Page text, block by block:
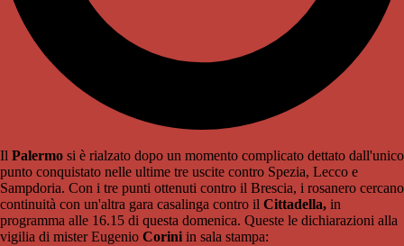
Il Palermo si è rialzato dopo un momento complicato dettato dall'unico
punto conquistato nelle ultime tre uscite contro Spezia, Lecco e
Sampdoria. Con i tre punti ottenuti contro il Brescia, i rosanero cercano
continuità con un'altra gara casalinga contro il Cittadella, in
programma alle 16.15 di questa domenica. Queste le dichiarazioni alla
vigilia di mister Eugenio Corini in sala stampa: